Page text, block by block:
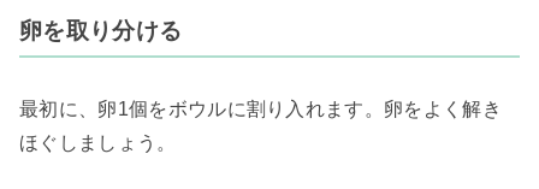
卵を取り分ける
最初に、卵1個をボウルに割り入れます。卵をよく解き
ほぐしましょう。